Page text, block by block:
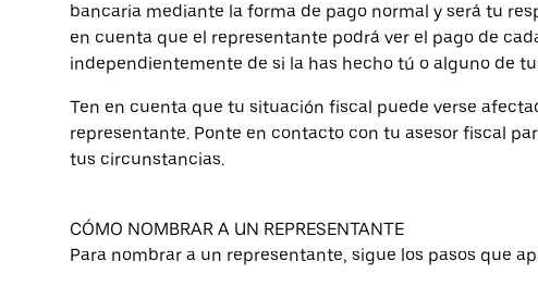
bancaria mediante la forma de pago normal y será tu
en cuenta que el representante podrá ver el pago de
independientemente de si la has hecho tú o alguno de
Ten en cuenta que tu situación fiscal puede verse
representante. Ponte en contacto con tu asesor fiscal
tus circunstancias.
CÓMO NOMBRAR A UN REPRESENTANTE
Para nombrar a un representante, sigue los pasos que